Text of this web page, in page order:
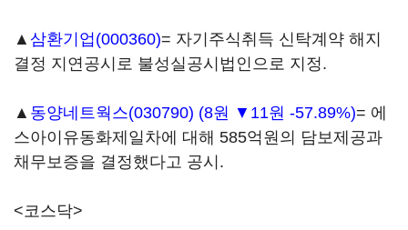
▲ 삼환기업(000360)= 자기주식취득 신탁계약 해지
결정 지연공시로 불성실공시법인으로 지정.
▲ 동양네트웍스(030790) (8원 ▼11원 -57.89%)= 에
스아이유동화제일차에 대해 585억원의 담보제공과
채무보증을 결정했다고 공시.
<코스닥>